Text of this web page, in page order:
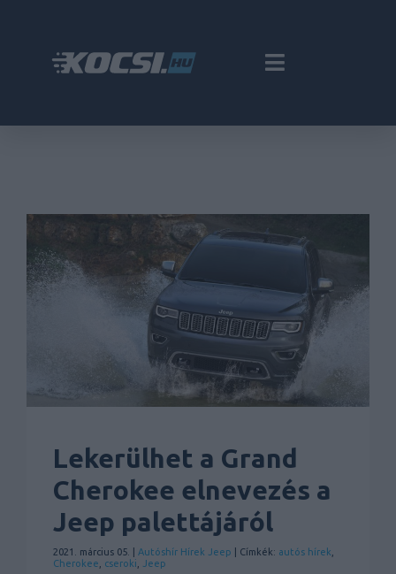
Lekerülhet a Grand
Cherokee elnevezés a
Jeep palettájáról
2021. március 05. | Autóshír Hírek Jeep | Címkék: autós hírek
Cherokee
cseroki Jeep